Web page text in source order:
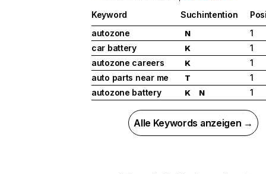
Keyword Suchintention
autozone
N
1
car battery
K
1
autozone careers
K
1
auto parts near me
T
1
autozone battery
K N 1
Alle Keywords anzeigen →